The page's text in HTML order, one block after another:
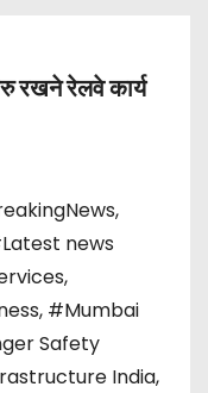
रखने रेलवे कार्य
,
news
,
, #Mumbai
Safety
India,